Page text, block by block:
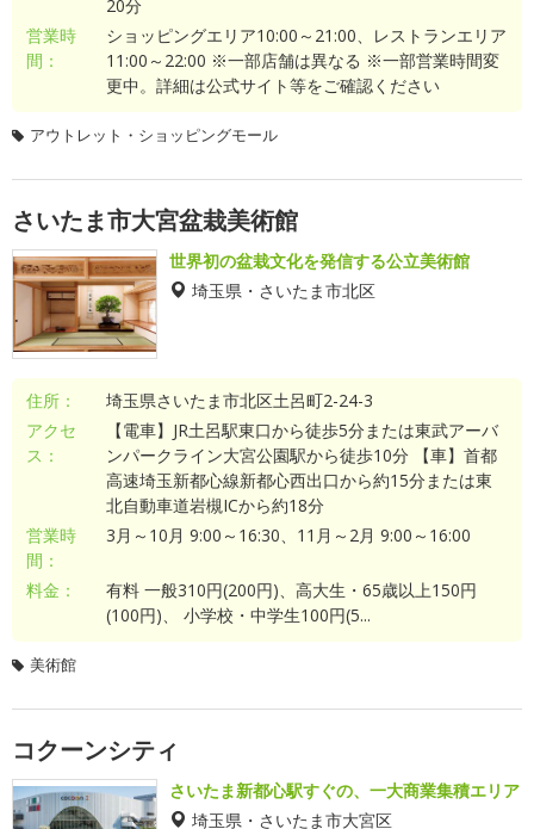
20分
営業時
間：
ショッピングエリア10:00～21:00、レストランエリア
11:00～22:00 ※一部店舗は異なる ※一部営業時間変
更中。詳細は公式サイト等をご確認ください
アウトレット・ショッピングモール
さいたま市大宮盆栽美術館
世界初の盆栽文化を発信する公立美術館
埼玉県・さいたま市北区
住所：
埼玉県さいたま市北区土呂町2-24-3
アクセ
ス：
【電車】JR土呂駅東口から徒歩5分または東武アーバ
ンパークライン大宮公園駅から徒歩10分 【車】首都
高速埼玉新都心線新都心西出口から約15分または東
北自動車道岩槻ICから約18分
営業時
間：
3月～10月 9:00～16:30、11月～2月 9:00～16:00
料金：
有料 一般310円(200円)、高大生・65歳以上150円
(100円)、 小学校・中学生100円(5...
美術館
コクーンシティ
さいたま新都心駅すぐの、一大商業集積エリア
埼玉県・さいたま市大宮区